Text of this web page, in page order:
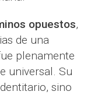
opuestos,
de una
plenamente
universal. Su
sino